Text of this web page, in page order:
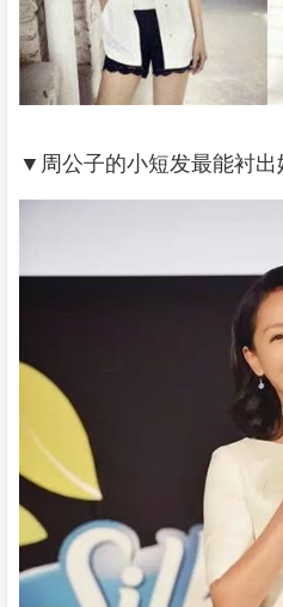
▼ 周公子的小短发最能衬